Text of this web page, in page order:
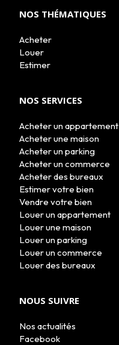
NOS THÉMATIQUES
Acheter
Louer
Estimer
NOS SERVICES
Acheter un appartement
Acheter une maison
Acheter un parking
Acheter un commerce
Acheter des bureaux
Estimer votre bien
Vendre votre bien
Louer un appartement
Louer une maison
Louer un parking
Louer un commerce
Louer des bureaux
NOUS SUIVRE
Nos actualités
Facebook